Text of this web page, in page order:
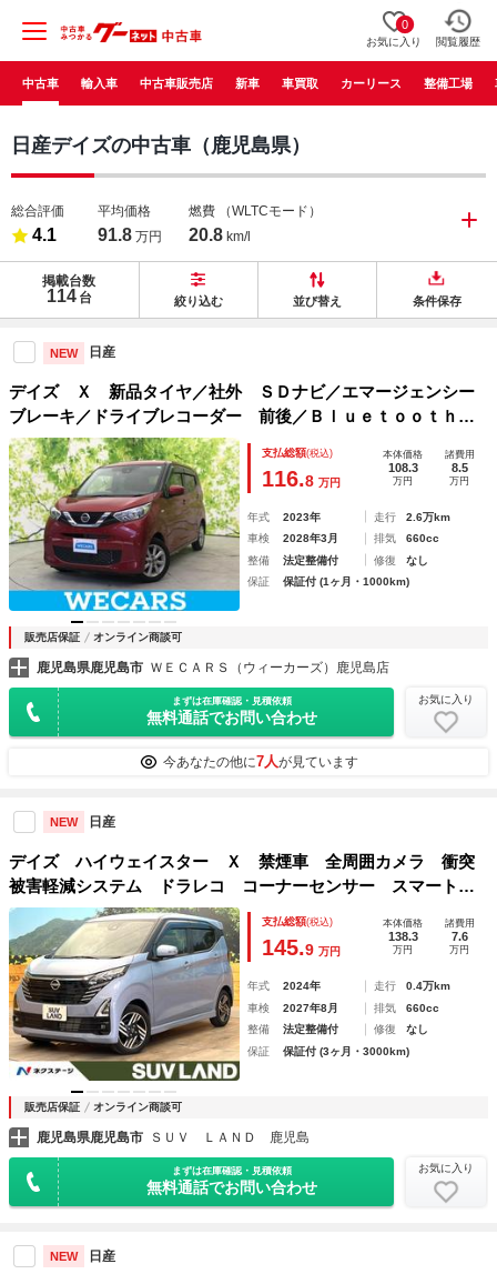
0
お気に入り 閲覧履歴
中古車 輸入車 中古車販売店 新車 車買取 カーリース 整備工場
日産デイズの中古車（鹿児島県）
総合評価
4.1
平均価格
91.8 万円
燃費 （WLTCモード）
20.8 km/l
掲載台数
114 台 絞り込む 並び替え 条件保存
NEW 日産
デイズ Ｘ 新品タイヤ／社外 ＳＤナビ／エマージェンシー
ブレーキ／ドライブレコーダー 前後／Ｂｌｕｅｔｏｏｔｈ接
続／ＥＴＣ／ＥＢＤ付ＡＢＳ／横滑り防止装置／アイドリング
ストップ／バックモニター／フルセグＴＶ
支払総額(税込)
116.8 万円
本体価格
108.3
万円
諸費用
8.5
万円
年式 2023年 走行
2.6万km
車検
2028年3月 排気
660cc
整備
法定整備付 修復
なし
保証
保証付 (1ヶ月・1000km)
販売店保証 オンライン商談可
鹿児島県鹿児島市 ＷＥＣＡＲＳ（ウィーカーズ）鹿児島店
まずは在庫確認・見積依頼
無料通話でお問い合わせ
お気に入り
今あなたの他に7人が見ています
NEW 日産
デイズ ハイウェイスター Ｘ 禁煙車 全周囲カメラ 衝突
被害軽減システム ドラレコ コーナーセンサー スマートキ
ー ＬＥＤヘッド 純正１４インチアルミ オートライト オ
ートエアコン Ｂｌｕｅｔｏｏｔｈ ＬＥＤフォグ
支払総額(税込)
145.9 万円
本体価格
138.3
万円
諸費用
7.6
万円
年式 2024年 走行
0.4万km
車検
2027年8月 排気
660cc
整備
法定整備付 修復
なし
保証
保証付 (3ヶ月・3000km)
販売店保証 オンライン商談可
鹿児島県鹿児島市 ＳＵＶ ＬＡＮＤ 鹿児島
まずは在庫確認・見積依頼
無料通話でお問い合わせ
お気に入り
NEW 日産